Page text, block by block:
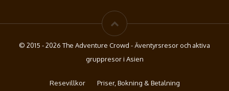
© 2015 - 2026 The Adventure Crowd - Äventyrsresor och aktiva
gruppresor i Asien
Resevillkor Priser, Bokning & Betalning